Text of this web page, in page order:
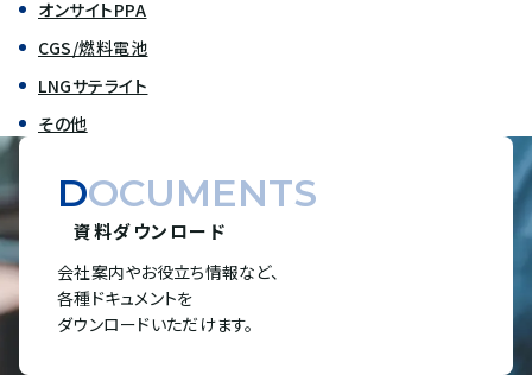
オンサイトPPA
CGS/燃料電池
LNGサテライト
その他
DOCUMENTS
資料ダウンロード
会社案内やお役立ち情報など、
各種ドキュメントを
ダウンロードいただけます。